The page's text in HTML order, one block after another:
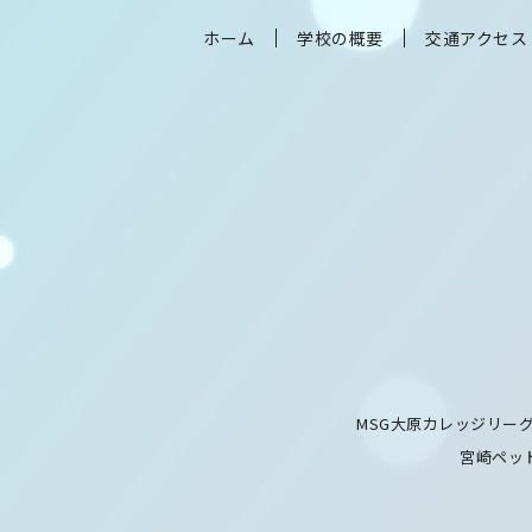
ホーム 学校の概要 交通アクセス
MSG大原カレッジリー
宮崎ペッ